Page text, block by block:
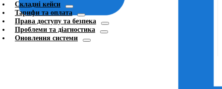
Складні кейси
Тарифи та оплата
Права доступу та безпека
Проблеми та діагностика
Оновлення системи